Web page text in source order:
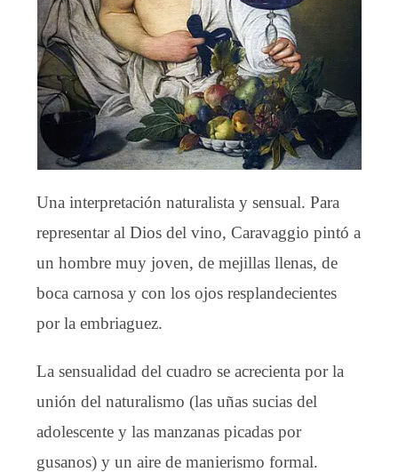
Una interpretación naturalista y sensual. Para
representar al Dios del vino, Caravaggio pintó a
un hombre muy joven, de mejillas llenas, de
boca carnosa y con los ojos resplandecientes
por la embriaguez.
La sensualidad del cuadro se acrecienta por la
unión del naturalismo (las uñas sucias del
adolescente y las manzanas picadas por
gusanos) y un aire de manierismo formal.